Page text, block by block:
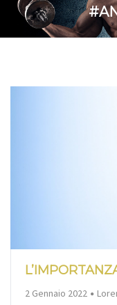
2 Gennaio 2022 By